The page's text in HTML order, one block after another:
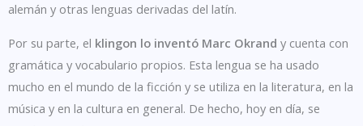
alemán y otras lenguas derivadas del latín.
Por su parte, el klingon lo inventó Marc Okrand y cuenta con
gramática y vocabulario propios. Esta lengua se ha usado
mucho en el mundo de la ficción y se utiliza en la literatura, en la
música y en la cultura en general. De hecho, hoy en día, se